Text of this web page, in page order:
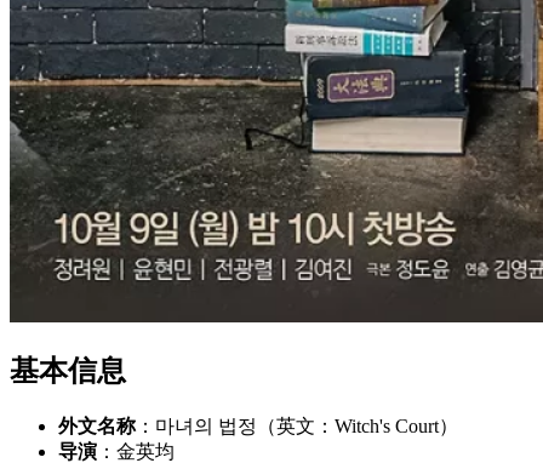
基本信息
外文名称：마녀의 법정（英文：Witch's Court）
导演 ：金英均